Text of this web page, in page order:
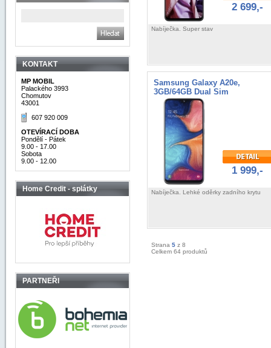
2 699,-
Nabíječka. Super stav
Samsung Galaxy A20e,
3GB/64GB Dual Sim
1 999,-
Nabíječka. Lehké oděrky zadního krytu
Strana 5 z 8
Celkem 64 produktů
KONTAKT
MP MOBIL
Palackého 3993
Chomutov
43001
607 920 009
OTEVÍRACÍ DOBA
Pondělí - Pátek
9.00 - 17.00
Sobota
9.00 - 12.00
Home Credit - splátky
PARTNEŘI